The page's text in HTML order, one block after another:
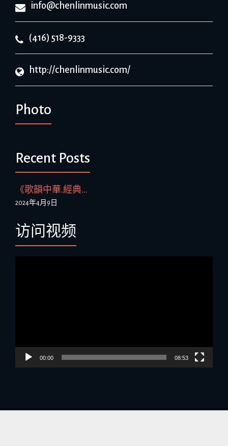
info@chenlinmusic.com
(416) 518-9333
http://chenlinmusic.com/
Photo
Recent Posts
《歌韻中華.經典...
2024年4月9日
访问视频
00:00 08:53